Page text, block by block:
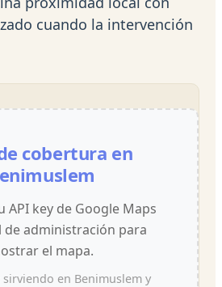
cuando la intervención
cobertura en
API key de Google Maps
de administración para
el mapa.
en Benimuslem y